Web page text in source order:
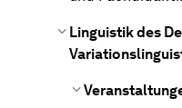
Linguistik des